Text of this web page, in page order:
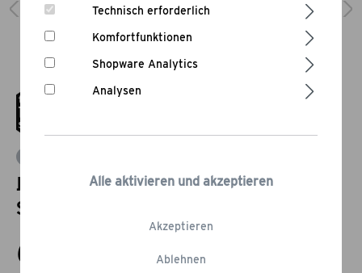
Nordic Design Unterschrank mit
Spüle
699,00 €*
Technisch erforderlich
Komfortfunktionen
Shopware Analytics
Analysen
Ablehnen
Akzeptieren
Alle aktivieren und akzeptieren